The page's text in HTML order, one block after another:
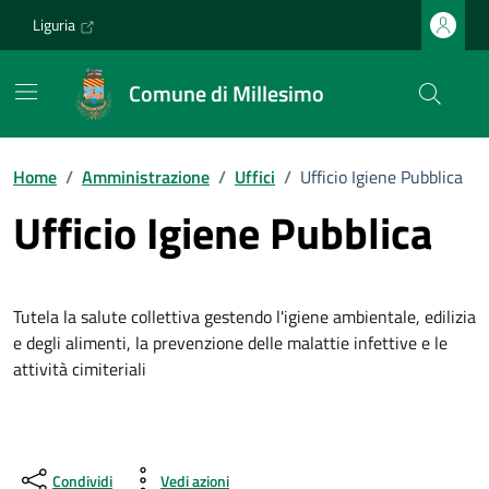
Liguria
Comune di Millesimo
Home / Amministrazione / Uffici / Ufficio Igiene Pubblica
Ufficio Igiene Pubblica
Tutela la salute collettiva gestendo l'igiene ambientale, edilizia
e degli alimenti, la prevenzione delle malattie infettive e le
attività cimiteriali
Condividi Vedi azioni